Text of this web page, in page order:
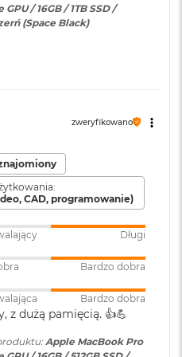
I OCHRONA
apka Znajdź pomoże go
nie miał do nich dostępu. A
bezpłatne, automatyczne
sześciu głośników hi-fi ,
przestrzenny, Dolby
(802.11ax)
12 MP Center Stage
GPU / 16GB / 1TB SSD /
(Space Black)
zweryfikowano
CAD, programowanie)
Długi
Bardzo dobra
Bardzo dobra
z dużą pamięcią. 👍️💪
Apple MacBook Pro